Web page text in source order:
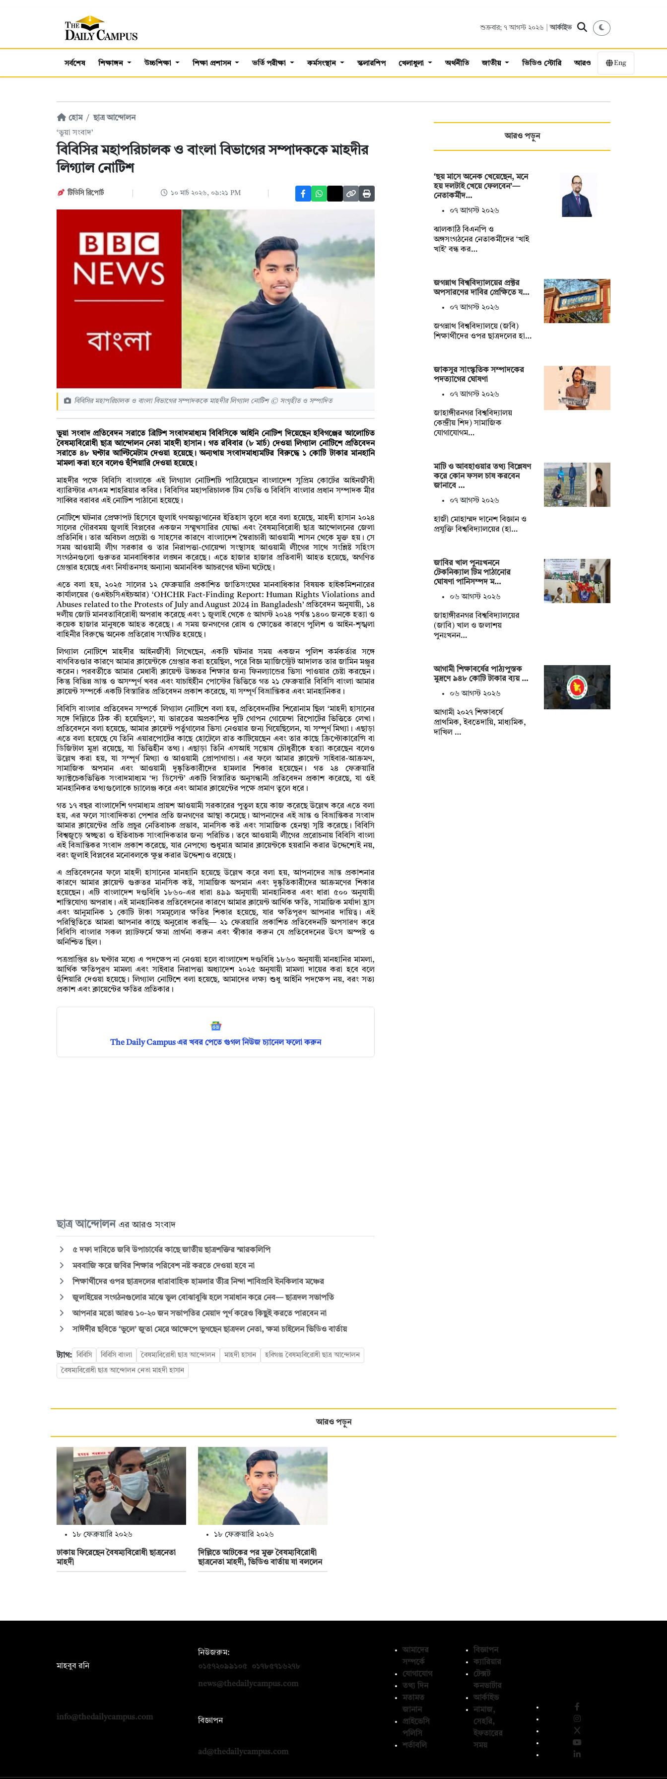
শুক্রবার; ৭ আগস্ট ২০২৬ |আর্কাইভ
সর্বশেষ শিক্ষাঙ্গন উচ্চশিক্ষা শিক্ষা প্রশাসন ভর্তি পরীক্ষা কর্মসংস্থান স্কলারশিপ খেলাধুলা অর্থনীতি জাতীয় ভিডিও স্টোরি আরও Eng
হোম
ছাত্র আন্দোলন
‘ভুয়া সংবাদ’
বিবিসির মহাপরিচালক ও বাংলা বিভাগের সম্পাদককে মাহদীর
লিগ্যাল নোটিশ
টিডিসি রিপোর্ট ১০ মার্চ ২০২৬, ০৯:২১ PM
বিবিসির মহাপরিচালক ও বাংলা বিভাগের সম্পাদককে মাহদীর লিগ্যাল নোটিশ © সংগৃহীত ও সম্পাদিত
ভুয়া সংবাদ প্রতিবেদন সরাতে ব্রিটিশ সংবাদমাধ্যম বিবিসিকে আইনি নোটিশ দিয়েছেন হবিগঞ্জের আলোচিত
বৈষম্যবিরোধী ছাত্র আন্দোলন নেতা মাহদী হাসান। গত রবিবার (৮ মার্চ) দেওয়া লিগ্যাল নোটিশে প্রতিবেদন
সরাতে ৪৮ ঘণ্টার আল্টিমেটাম দেওয়া হয়েছে। অন্যথায় সংবাদমাধ্যমটির বিরুদ্ধে ১ কোটি টাকার মানহানি
মামলা করা হবে বলেও হুঁশিয়ারি দেওয়া হয়েছে।
মাহদীর পক্ষে বিবিসি বাংলাকে এই লিগ্যাল নোটিশটি পাঠিয়েছেন বাংলাদেশ সুপ্রিম কোর্টের আইনজীবী
ব্যারিস্টার এসএম শাহরিয়ার কবির। বিবিসির মহাপরিচালক টিম ডেভি ও বিবিসি বাংলার প্রধান সম্পাদক মীর
সাব্বির বরাবর এই নোটিশ পাঠানো হয়েছে।
নোটিশে ঘটনার প্রেক্ষাপট হিসেবে জুলাই গণঅভ্যুত্থানের ইতিহাস তুলে ধরে বলা হয়েছে, মাহদী হাসান ২০২৪
সালের গৌরবময় জুলাই বিপ্লবের একজন সম্মুখসারির যোদ্ধা এবং বৈষম্যবিরোধী ছাত্র আন্দোলনের জেলা
প্রতিনিধি। তার অবিচল প্রচেষ্টা ও সাহসের কারণে বাংলাদেশ স্বৈরাচারী আওয়ামী শাসন থেকে মুক্ত হয়। সে
সময় আওয়ামী লীগ সরকার ও তার নিরাপত্তা-গোয়েন্দা সংস্থাসহ আওয়ামী লীগের সাথে সংশ্লিষ্ট সহিংস
সংগঠনগুলো গুরুতর মানবাধিকার লঙ্ঘন করেছে। এতে হাজার হাজার প্রতিবাদী আহত হয়েছে, অগণিত
গ্রেপ্তার হয়েছে এবং নির্যাতনসহ অন্যান্য অমানবিক আচরণের ঘটনা ঘটেছে।
এতে বলা হয়, ২০২৫ সালের ১২ ফেব্রুয়ারি প্রকাশিত জাতিসংঘের মানবাধিকার বিষয়ক হাইকমিশনারের
কার্যালয়ের (ওএইচসিএইচআর) ‘OHCHR Fact-Finding Report: Human Rights Violations and
Abuses related to the Protests of July and August 2024 in Bangladesh’ প্রতিবেদন অনুযায়ী, ১৪
দলীয় জোট মানবতাবিরোধী অপরাধ করেছে এবং ১ জুলাই থেকে ৫ আগস্ট ২০২৪ পর্যন্ত ১৪০০ জনকে হত্যা ও
কয়েক হাজার মানুষকে আহত করেছে। এ সময় জনগণের রোষ ও ক্ষোভের কারণে পুলিশ ও আইন-শৃঙ্খলা
বাহিনীর বিরুদ্ধে অনেক প্রতিরোধ সংঘটিত হয়েছে।
লিগ্যাল নোটিশে মাহদীর আইনজীবী লিখেছেন, একটি ঘটনার সময় একজন পুলিশ কর্মকর্তার সঙ্গে
বাগবিতণ্ডার কারণে আমার ক্লায়েন্টকে গ্রেপ্তার করা হয়েছিল, পরে বিজ্ঞ ম্যাজিস্ট্রেট আদালত তার জামিন মঞ্জুর
করেন। পরবর্তীতে আমার মেধাবী ক্লায়েন্ট উচ্চতর শিক্ষার জন্য ফিনল্যান্ডের ভিসা পাওয়ার চেষ্টা করছেন।
কিন্তু বিভিন্ন ভ্রান্ত ও অসম্পূর্ণ খবর এবং যাচাইহীন পোস্টের ভিত্তিতে গত ২১ ফেব্রুয়ারি বিবিসি বাংলা আমার
ক্লায়েন্ট সম্পর্কে একটি বিস্তারিত প্রতিবেদন প্রকাশ করেছে, যা সম্পূর্ণ বিভ্রান্তিকর এবং মানহানিকর।
বিবিসি বাংলার প্রতিবেদন সম্পর্কে লিগ্যাল নোটিশে বলা হয়, প্রতিবেদনটির শিরোনাম ছিল ‘মাহদী হাসানের
সঙ্গে দিল্লিতে ঠিক কী হয়েছিল?’, যা ভারতের অপ্রকাশিত দুটি গোপন গোয়েন্দা রিপোর্টের ভিত্তিতে লেখা।
প্রতিবেদনে বলা হয়েছে, আমার ক্লায়েন্ট পর্তুগালের ভিসা নেওয়ার জন্য গিয়েছিলেন, যা সম্পূর্ণ মিথ্যা। এছাড়া
এতে বলা হয়েছে যে তিনি এয়ারপোর্টের কাছে হোটেলে রাত কাটিয়েছেন এবং তার কাছে ক্রিপ্টোকারেন্সি বা
ডিজিটাল মুদ্রা রয়েছে, যা ভিত্তিহীন তথ্য। এছাড়া তিনি এসআই সন্তোষ চৌধুরীকে হত্যা করেছেন বলেও
উল্লেখ করা হয়, যা সম্পূর্ণ মিথ্যা ও আওয়ামী প্রোপাগান্ডা। এর ফলে আমার ক্লায়েন্ট সাইবার-আক্রমণ,
সামাজিক অপমান এবং আওয়ামী দুষ্কৃতিকারীদের হামলার শিকার হয়েছেন। গত ২৪ ফেব্রুয়ারি
ফ্যাক্টচেকভিত্তিক সংবাদমাধ্যম ‘দ্য ডিসেন্ট’ একটি বিস্তারিত অনুসন্ধানী প্রতিবেদন প্রকাশ করেছে, যা ওই
মানহানিকর তথ্যগুলোকে চ্যালেঞ্জ করে এবং আমার ক্লায়েন্টের পক্ষে প্রমাণ তুলে ধরে।
গত ১৭ বছর বাংলাদেশি গণমাধ্যম প্রায়শ আওয়ামী সরকারের পুতুল হয়ে কাজ করেছে উল্লেখ করে এতে বলা
হয়, এর ফলে সাংবাদিকতা পেশার প্রতি জনগণের আস্থা কমেছে। আপনাদের এই ভ্রান্ত ও বিভ্রান্তিকর সংবাদ
আমার ক্লায়েন্টের প্রতি প্রচুর নেতিবাচক প্রভাব, মানসিক কষ্ট এবং সামাজিক হেনস্থা সৃষ্টি করেছে। বিবিসি
বিশ্বজুড়ে স্বচ্ছতা ও ইতিবাচক সাংবাদিকতার জন্য পরিচিত। তবে আওয়ামী লীগের প্ররোচনায় বিবিসি বাংলা
এই বিভ্রান্তিকর সংবাদ প্রকাশ করেছে, যার নেপথ্যে শুধুমাত্র আমার ক্লায়েন্টকে হয়রানি করার উদ্দেশ্যেই নয়,
বরং জুলাই বিপ্লবের মনোবলকে ক্ষুণ্ণ করার উদ্দেশ্যও রয়েছে।
এ প্রতিবেদনের ফলে মাহদী হাসানের মানহানি হয়েছে উল্লেখ করে বলা হয়, আপনাদের ভ্রান্ত প্রকাশনার
কারণে আমার ক্লায়েন্ট গুরুতর মানসিক কষ্ট, সামাজিক অপমান এবং দুষ্কৃতিকারীদের আক্রমণের শিকার
হয়েছেন। এটি বাংলাদেশ দণ্ডবিধি ১৮৬০-এর ধারা ৪৯৯ অনুযায়ী মানহানিকর এবং ধারা ৫০০ অনুযায়ী
শাস্তিযোগ্য অপরাধ। এই মানহানিকর প্রতিবেদনের কারণে আমার ক্লায়েন্ট আর্থিক ক্ষতি, সামাজিক মর্যাদা হ্রাস
এবং আনুমানিক ১ কোটি টাকা সমমূল্যের ক্ষতির শিকার হয়েছে, যার ক্ষতিপূরণ আপনার দায়িত্ব। এই
পরিস্থিতিতে আমরা আপনার কাছে অনুরোধ করছি— ২১ ফেব্রয়ারি প্রকাশিত প্রতিবেদনটি অপসারণ করে
বিবিসি বাংলার সকল প্ল্যাটফর্মে ক্ষমা প্রার্থনা করুন এবং স্বীকার করুন যে প্রতিবেদনের উৎস অস্পষ্ট ও
অনিশ্চিত ছিল।
পত্রপ্রাপ্তির ৪৮ ঘণ্টার মধ্যে এ পদক্ষেপ না নেওয়া হলে বাংলাদেশ দণ্ডবিধি ১৮৬০ অনুযায়ী মানহানির মামলা,
আর্থিক ক্ষতিপূরণ মামলা এবং সাইবার নিরাপত্তা অধ্যাদেশ ২০২৫ অনুযায়ী মামলা দায়ের করা হবে বলে
হুঁশিয়ারি দেওয়া হয়েছে। লিগ্যাল নোটিশে বলা হয়েছে, আমাদের লক্ষ্য শুধু আইনি পদক্ষেপ নয়, বরং সত্য
প্রকাশ এবং ক্লায়েন্টের ক্ষতির প্রতিকার।
The Daily Campus এর খবর পেতে গুগল নিউজ চ্যানেল ফলো করুন
ছাত্র আন্দোলন এর আরও সংবাদ
৫ দফা দাবিতে জবি উপাচার্যের কাছে জাতীয় ছাত্রশক্তির স্মারকলিপি
মববাজি করে জবির শিক্ষার পরিবেশ নষ্ট করতে দেওয়া হবে না
শিক্ষার্থীদের ওপর ছাত্রদলের ধারাবাহিক হামলার তীব্র নিন্দা শাবিপ্রবি ইনকিলাব মঞ্চের
জুলাইয়ের সংগঠনগুলোর মাঝে ভুল বোঝাবুঝি হলে সমাধান করে নেব— ছাত্রদল সভাপতি
আপনার মতো আরও ১০-২০ জন সভাপতির মেয়াদ পূর্ণ করেও কিছুই করতে পারবেন না
সাঈদীর ছবিতে ‘ভুলে’ জুতা মেরে আক্ষেপে ভুগছেন ছাত্রদল নেতা, ক্ষমা চাইলেন ভিডিও বার্তায়
ট্যাগ: বিবিসি বিবিসি বাংলা বৈষম্যবিরোধী ছাত্র আন্দোলন মাহদী হাসান হবিগঞ্জ বৈষম্যবিরোধী ছাত্র আন্দোলন
বৈষম্যবিরোধী ছাত্র আন্দোলন নেতা মাহদী হাসান
আরও পড়ুন
‘ছয় মাসে অনেক খেয়েছেন, মনে
হয় দলটাই খেয়ে ফেলবেন’—
নেতাকর্মীদ…
০৭ আগস্ট ২০২৬
ঝালকাঠি বিএনপি ও
অঙ্গসংগঠনের নেতাকর্মীদের ‘খাই
খাই’ বন্ধ কর…
জগন্নাথ বিশ্ববিদ্যালয়ের প্রক্টর
অপসারণের দাবির প্রেক্ষিতে য…
০৭ আগস্ট ২০২৬
জগন্নাথ বিশ্ববিদ্যালয়ে (জবি)
শিক্ষার্থীদের ওপর ছাত্রদলের হা…
জাকসুর সাংস্কৃতিক সম্পাদকের
পদত্যাগের ঘোষণা
০৭ আগস্ট ২০২৬
‎জাহাঙ্গীরনগর বিশ্ববিদ্যালয়
কেন্দ্রীয় শিদ) সামাজিক
যোগাযোগম…
মাটি ও আবহাওয়ার তথ্য বিশ্লেষণ
করে কোন ফসল চাষ করবেন
জানাবে …
০৭ আগস্ট ২০২৬
হাজী মোহাম্মদ দানেশ বিজ্ঞান ও
প্রযুক্তি বিশ্ববিদ্যালয়ের (হা…
জাবির খাল পুনঃখননে
টেকনিক্যাল টিম পাঠানোর
ঘোষণা পানিসম্পদ ম…
০৬ আগস্ট ২০২৬
‎‎জাহাঙ্গীরনগর বিশ্ববিদ্যালয়ের
(জাবি) খাল ও জলাশয়
পুনঃখনন…
আগামী শিক্ষাবর্ষের পাঠ্যপুস্তক
মুদ্রণে ৯৪৮ কোটি টাকার ব্যয় …
০৬ আগস্ট ২০২৬
আগামী ২০২৭ শিক্ষাবর্ষে
প্রাথমিক, ইবতেদায়ি, মাধ্যমিক,
দাখিল …
আরও পড়ুন
১৮ ফেব্রুয়ারি ২০২৬
ঢাকায় ফিরেছেন বৈষম্যবিরোধী ছাত্রনেতা
মাহদী
১৮ ফেব্রুয়ারি ২০২৬
দিল্লিতে আটকের পর মুক্ত বৈষম্যবিরোধী
ছাত্রনেতা মাহদী, ভিডিও বার্তায় যা বললেন
মাহবুব রনি
info@thedailycampus.com
নিউজরুম:
০১৫৭২০৯৯১০৫
০১৭৮৫৭১৬২৭৮
news@thedailycampus.com
বিজ্ঞাপন
ad@thedailycampus.com
আমাদের
সম্পর্কে
যোগাযোগ
তথ্য দিন
মতামত
জানান
প্রাইভেসি
পলিসি
শর্তাবলি
বিজ্ঞাপন
ক্যারিয়ার
টেক্সট
কনভার্টার
আর্কাইভ
নামাজ,
সেহরি,
ইফতারের
সময়